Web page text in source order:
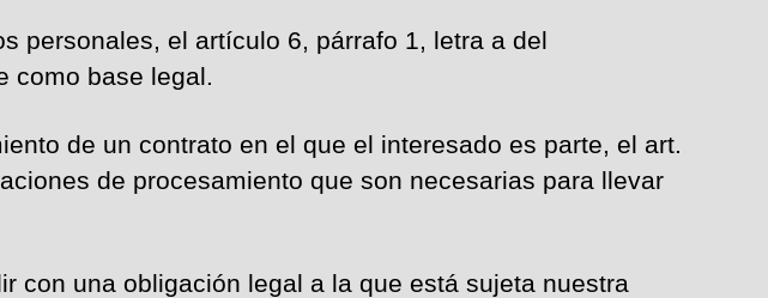
personales, el artículo 6, párrafo 1, letra a del
como base legal.
de un contrato en el que el interesado es parte, el art.
de procesamiento que son necesarias para llevar
con una obligación legal a la que está sujeta nuestra